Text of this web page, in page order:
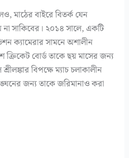
মাঠের বাইরে বিতর্ক যেন
সাকিবের। ২০১৪ সালে, একটি
ক্যামেরার সামনে অশালীন
ক্রিকেট বোর্ড তাকে ছয় মাসের জন্য
বিপক্ষে ম্যাচ চলাকালীন
জন্য তাকে জরিমানাও করা